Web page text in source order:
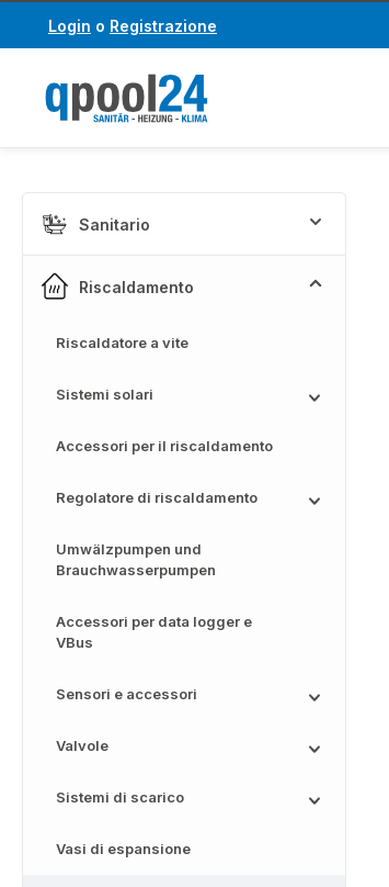
al contenuto principale
Salta alla ricerca
Login o Registrazione
Sanitario
Riscaldamento
Riscaldatore a vite
Sistemi solari
Accessori per il riscaldamento
Regolatore di riscaldamento
Umwälzpumpen und
Brauchwasserpumpen
Accessori per data logger e
VBus
Sensori e accessori
Valvole
Sistemi di scarico
Vasi di espansione